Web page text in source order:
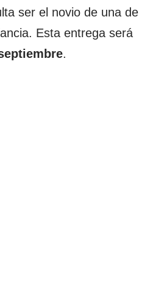
ser el novio de una de
Esta entrega será
.